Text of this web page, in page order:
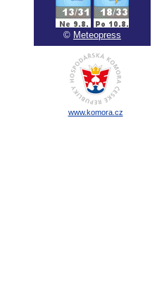
© Meteopress
www.komora.cz